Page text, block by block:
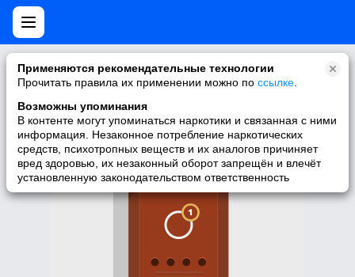
Применяются рекомендательные технологии
Прочитать правила их применении можно по ссылке
Возможны упоминания
В контенте могут упоминаться наркотики и связанная с ними
информация. Незаконное потребление наркотических
средств, психотропных веществ и их аналогов причиняет
вред здоровью, их незаконный оборот запрещён и влечёт
установленную законодательством ответственность
Нет мобильной версии
У запрашиваемой вами страницы нет версии для мобильных
версию Моего Мира.
Перейти на полную версию